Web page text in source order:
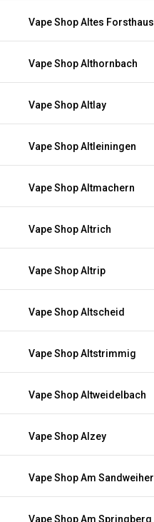
Vape Shop Altes Forsthaus
Vape Shop Althornbach
Vape Shop Altlay
Vape Shop Altleiningen
Vape Shop Altmachern
Vape Shop Altrich
Vape Shop Altrip
Vape Shop Altscheid
Vape Shop Altstrimmig
Vape Shop Altweidelbach
Vape Shop Alzey
Vape Shop Am Sandweiher
Vape Shop Am Springberg